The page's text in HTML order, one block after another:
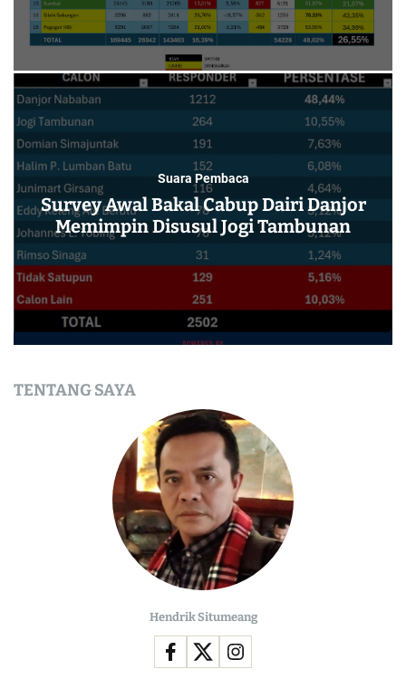
Suara Pembaca
Survey Awal Bakal Cabup Dairi Danjor
Memimpin Disusul Jogi Tambunan
TENTANG SAYA
Hendrik Situmeang